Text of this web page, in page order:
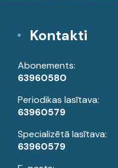
Kontakti
Abonements:
63960580
Periodikas lasītava:
63960579
Specializētā lasītava:
63960579